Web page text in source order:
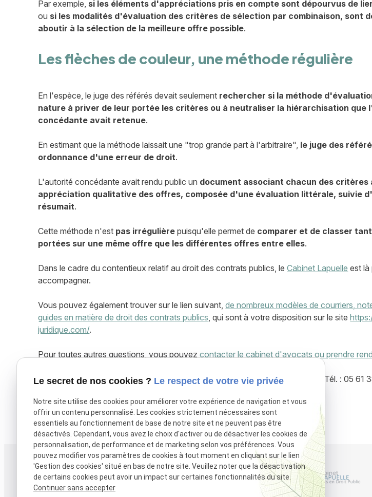
Par exemple, si les éléments d'appréciations pris en compte sont dépourvus de
ou si les modalités d'évaluation des critères de sélection par combinaison, sont
aboutir à la sélection de la meilleure offre possible.
Les flèches de couleur, une méthode régulière
En l'espèce, le juge des référés devait seulement rechercher si la méthode
nature à priver de leur portée les critères ou à neutraliser la hiérarchisation que
concédante avait retenue.
En estimant que la méthode laissait une "trop grande part à l'arbitraire", le juge des
ordonnance d'une erreur de droit.
L'autorité concédante avait rendu public un document associant chacun des critères
appréciation qualitative des offres, composée d'une évaluation littérale, suivie
résumait.
Cette méthode n'est pas irrégulière puisqu'elle permet de comparer et de classer
portées sur une même offre que les différentes offres entre elles.
Dans le cadre du contentieux relatif au droit des contrats publics, leCabinet Lapuelle est là
accompagner.
Vous pouvez également trouver sur le lien suivant,de nombreux modèles de courriers,
guides en matière de droit des contrats publics , qui sont à votre disposition sur le site
juridique.com/.
Pour toutes autres questions, vous pouvezcontacter le cabinet d'avocats ou prendre
Maître Clémence LAPUELLE - 38 rue Alsace-Lorraine - 31000 TOULOUSE - Tél. : 05 61
X (formerly Twitter) est désactivé. Autoriser Facebook est désactivé. Autoriser
Téléphone
05 61 38 27 17
Adresse
38 rue Alsace-Lorraine
Le secret de nos cookies ? Le respect de votre vie privée
Notre site utilise des cookies pour améliorer votre expérience de navigation et vous
offrir un contenu personnalisé. Les cookies strictement nécessaires sont
essentiels au fonctionnement de base de notre site et ne peuvent pas être
désactivés. Cependant, vous avez le choix d'activer ou de désactiver les cookies de
personnalisation, de performance et de marketing selon vos préférences. Vous
pouvez modifier vos paramètres de cookies à tout moment en cliquant sur le lien
'Gestion des cookies' situé en bas de notre site. Veuillez noter que la désactivation
de certains cookies peut avoir un impact sur certaines fonctionnalités du site.
Continuer sans accepter